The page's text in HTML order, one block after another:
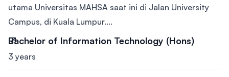
utama Universitas MAHSA saat ini di Jalan University
Campus, di Kuala Lumpur....
Bachelor of Information Technology (Hons)
3 years